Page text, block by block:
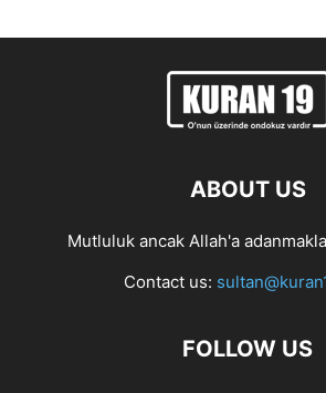
ABOUT US
Mutluluk ancak Allah'a
Contact us:
FOLLOW US